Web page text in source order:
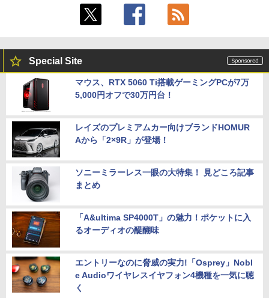
Special Site
マウス、RTX 5060 Ti搭載ゲーミングPCが7万
5,000円オフで30万円台！
レイズのプレミアムカー向けブランドHOMUR
Aから「2×9R」が登場！
ソニーミラーレス一眼の大特集！ 見どころ記事
まとめ
「A&ultima SP4000T」の魅力！ポケットに入
るオーディオの醍醐味
エントリーなのに脅威の実力!「Osprey」Nobl
e Audioワイヤレスイヤフォン4機種を一気に聴
く